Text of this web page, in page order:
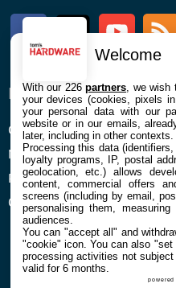
FacebookTwitter
ENTREPRISE
Confidentialité et Cookies
Mentions légales et CGU
Préférences Cookies
Qui sommes nous
Welcome
With our 226partners , we
your devices (cookies, pixels
your personal data with our
website or in our emails,
later, including in other contexts.
Processing this data
loyalty programs, IP, postal
geolocation, etc.) allows
content, commercial offers
screens (including by email,
personalising them,
audiences.
You can "accept all" and
"cookie" icon. You can also "set
processing activities not
valid for 6 months.
powered